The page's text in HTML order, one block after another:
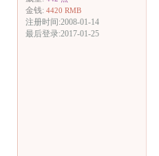
金钱: 4420 RMB
注册时间:2008-01-14
最后登录:2017-01-25